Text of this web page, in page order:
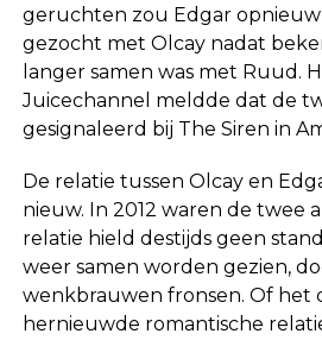
geruchten zou Edgar
gezocht met Olcay nadat
langer samen was met Ruud.
Juicechannel meldde dat de
gesignaleerd bij The Siren in
De relatie tussen Olcay en
nieuw. In 2012 waren de twee
relatie hield destijds geen
weer samen worden gezien,
wenkbrauwen fronsen. Of het
hernieuwde romantische